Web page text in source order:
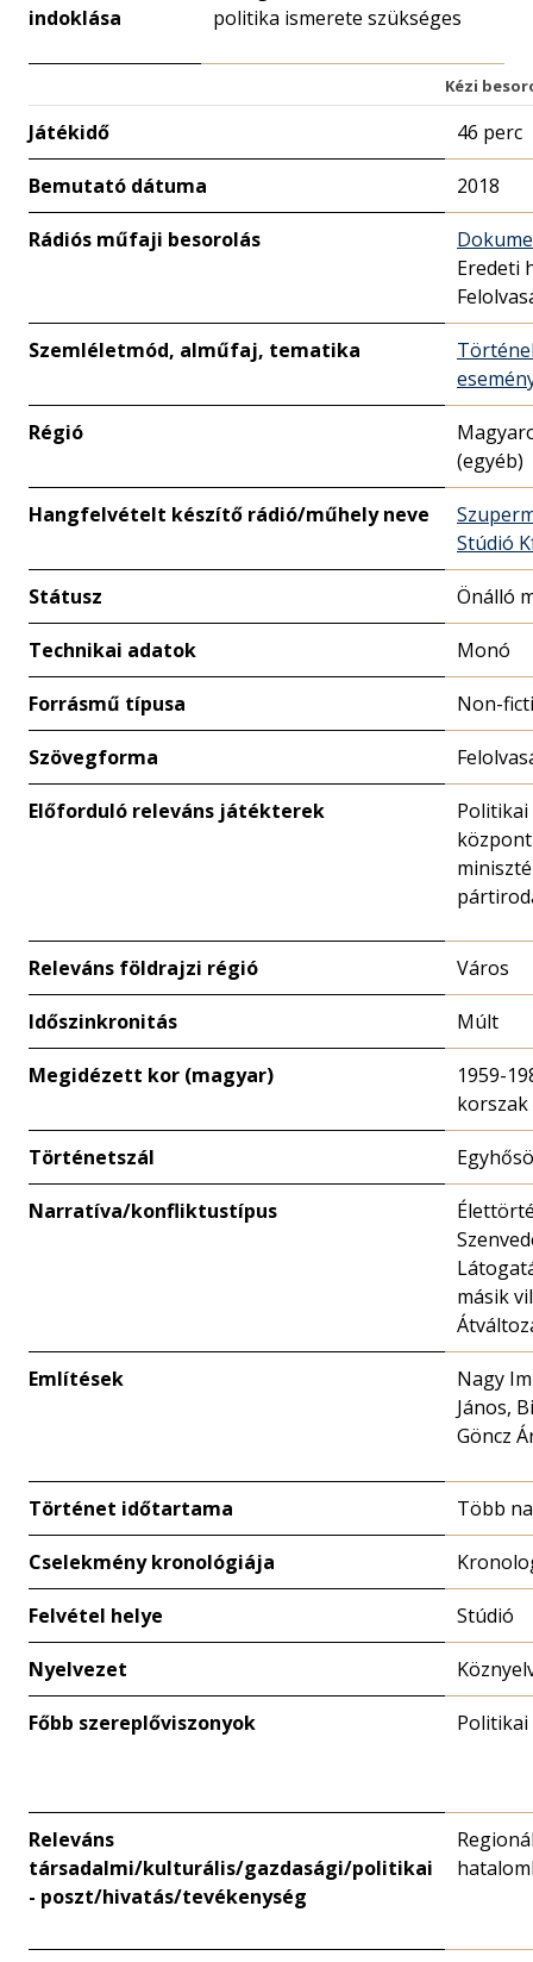
indoklása
politika ismerete szükséges
Kézi
Játékidő 46 perc
Bemutató dátuma 2018
Rádiós műfaji besorolás
Eredeti
Szemléletmód, alműfaj, tematika
Régió
(egyéb)
Hangfelvételt készítő rádió/műhely neve
Stúdió
Státusz Önálló
Technikai adatok Monó
Forrásmű típusa Non-
Szövegforma
Előforduló releváns játékterek
Releváns földrajzi régió Város
Időszinkronitás Múlt
Megidézett kor (magyar)
1959-
korszak
Történetszál
Narratíva/konfliktustípus
másik
Említések
Nagy
János,
Göncz
Történet időtartama Több
Cselekmény kronológiája
Felvétel helye Stúdió
Nyelvezet
Főbb szereplőviszonyok Politikai
Releváns
társadalmi/kulturális/gazdasági/politikai
- poszt/hivatás/tevékenység